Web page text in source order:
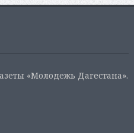
«Молодежь Дагестана».